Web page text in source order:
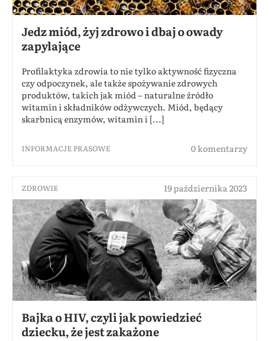
Jedz miód, żyj zdrowo i dbaj o owady
zapylające
Profilaktyka zdrowia to nie tylko aktywność fizyczna
czy odpoczynek, ale także spożywanie zdrowych
produktów, takich jak miód – naturalne źródło
witamin i składników odżywczych. Miód, będący
skarbnicą enzymów, witamin i [...]
INFORMACJE PRASOWE 0 komentarzy
ZDROWIE 19 października 2023
Bajka o HIV, czyli jak powiedzieć
dziecku, że jest zakażone